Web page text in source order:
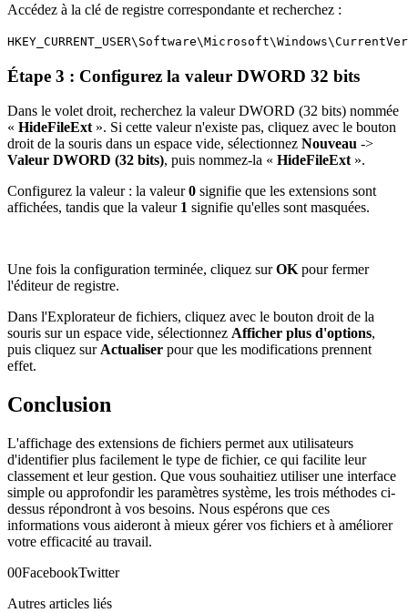
Accédez à la clé de registre correspondante et recherchez :
Étape 3 : Configurez la valeur DWORD 32 bits
Dans le volet droit, recherchez la valeur DWORD (32 bits) nommée
« HideFileExt ». Si cette valeur n'existe pas, cliquez avec le bouton
droit de la souris dans un espace vide, sélectionnez Nouveau ->
Valeur DWORD (32 bits), puis nommez-la « HideFileExt ».
Configurez la valeur : la valeur0 signifie que les extensions sont
affichées, tandis que la valeur 1 signifie qu'elles sont masquées.
Une fois la configuration terminée, cliquez surOK pour fermer
l'éditeur de registre.
Dans l'Explorateur de fichiers, cliquez avec le bouton droit de la
souris sur un espace vide, sélectionnez Afficher plus d'options,
puis cliquez sur Actualiser pour que les modifications prennent
effet.
Conclusion
L'affichage des extensions de fichiers permet aux utilisateurs
d'identifier plus facilement le type de fichier, ce qui facilite leur
classement et leur gestion. Que vous souhaitiez utiliser une interface
simple ou approfondir les paramètres système, les trois méthodes ci-
dessus répondront à vos besoins. Nous espérons que ces
informations vous aideront à mieux gérer vos fichiers et à améliorer
votre efficacité au travail.
00FacebookTwitter
Autres articles liés